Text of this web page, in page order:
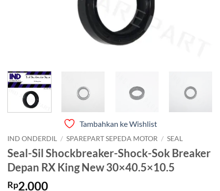
Tambahkan ke Wishlist
IND ONDERDIL / SPAREPART SEPEDA MOTOR / SEAL
Seal-Sil Shockbreaker-Shock-Sok Breaker
Depan RX King New 30×40.5×10.5
Rp2.000